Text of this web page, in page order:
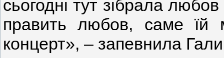
сьогодні тут зібрала
править любов, саме їй
концерт», – запевнила